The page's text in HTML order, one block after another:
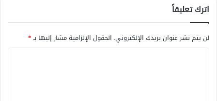
اترك تعليقاً
لن يتم نشر عنوان بريدك الإلكتروني. الحقول الإلزامية مشار إليها بـ*